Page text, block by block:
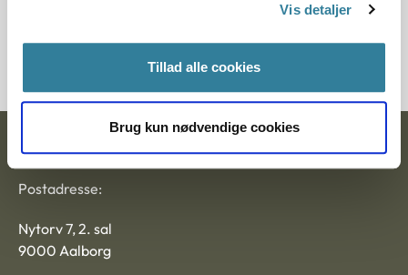
Vis detaljer
Tillad alle cookies
Brug kun nødvendige cookies
Download PDF
Ankestyrelsen
Postadresse:
Nytorv 7, 2. sal
9000 Aalborg